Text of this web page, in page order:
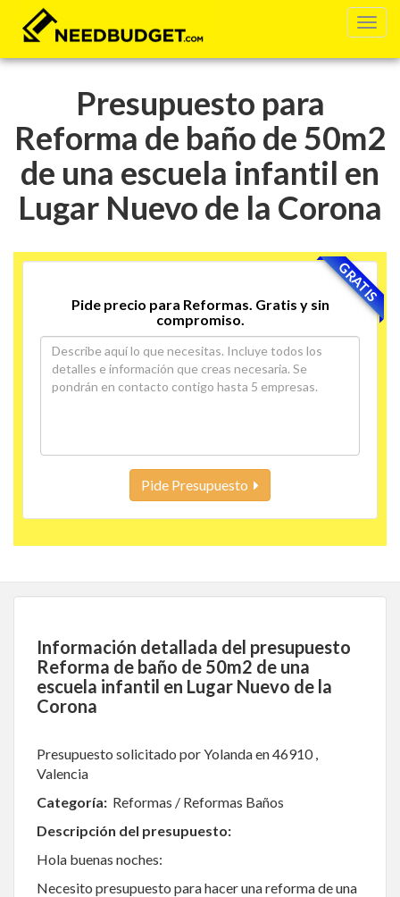
Presupuesto para
Reforma de baño de 50m2
de una escuela infantil en
Lugar Nuevo de la Corona
GRATIS
Pide precio para Reformas. Gratis y sin
compromiso.
Pide Presupuesto
Información detallada del presupuesto
Reforma de baño de 50m2 de una
escuela infantil en Lugar Nuevo de la
Corona
Presupuesto solicitado por Yolanda en 46910 ,
Valencia
Categoría: Reformas / Reformas Baños
Descripción del presupuesto:
Hola buenas noches:
Necesito presupuesto para hacer una reforma de una